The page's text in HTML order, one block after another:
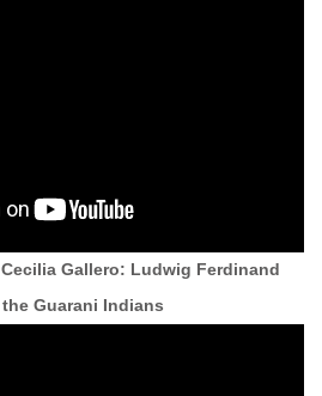
Gallero: Ludwig Ferdinand
Guarani Indians